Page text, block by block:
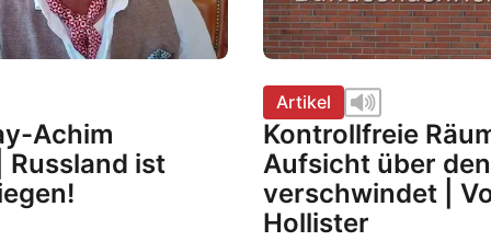
Achim
Russland ist
Artikel
Kontrollfreie
Aufsicht über
verschwindet |
Hollister